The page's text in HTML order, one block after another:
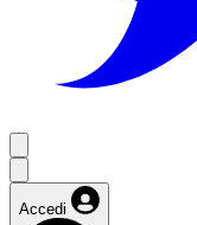
Accedi